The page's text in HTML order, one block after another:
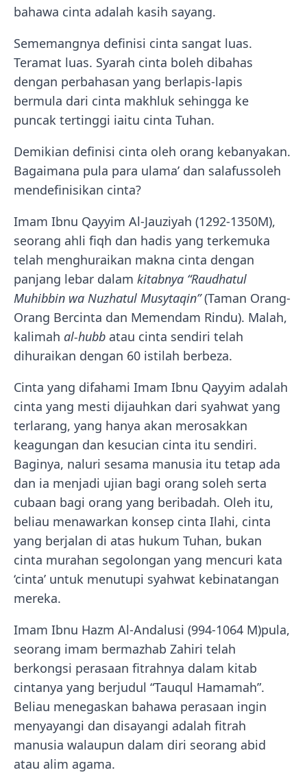
bahawa cinta adalah kasih sayang.
Sememangnya definisi cinta sangat luas.
Teramat luas. Syarah cinta boleh dibahas
dengan perbahasan yang berlapis-lapis
bermula dari cinta makhluk sehingga ke
puncak tertinggi iaitu cinta Tuhan.
Demikian definisi cinta oleh orang kebanyakan.
Bagaimana pula para ulama’ dan salafussoleh
mendefinisikan cinta?
Imam Ibnu Qayyim Al-Jauziyah (1292-1350M),
seorang ahli fiqh dan hadis yang terkemuka
telah menghuraikan makna cinta dengan
panjang lebar dalam kitabnya “Raudhatul
Muhibbin wa Nuzhatul Musytaqin”(Taman Orang-
Orang Bercinta dan Memendam Rindu). Malah,
kalimah al-hubb atau cinta sendiri telah
dihuraikan dengan 60 istilah berbeza.
Cinta yang difahami Imam Ibnu Qayyim adalah
cinta yang mesti dijauhkan dari syahwat yang
terlarang, yang hanya akan merosakkan
keagungan dan kesucian cinta itu sendiri.
Baginya, naluri sesama manusia itu tetap ada
dan ia menjadi ujian bagi orang soleh serta
cubaan bagi orang yang beribadah. Oleh itu,
beliau menawarkan konsep cinta Ilahi, cinta
yang berjalan di atas hukum Tuhan, bukan
cinta murahan segolongan yang mencuri kata
‘cinta’ untuk menutupi syahwat kebinatangan
mereka.
Imam Ibnu Hazm Al-Andalusi (994-1064 M)pula,
seorang imam bermazhab Zahiri telah
berkongsi perasaan fitrahnya dalam kitab
cintanya yang berjudul “Tauqul Hamamah”.
Beliau menegaskan bahawa perasaan ingin
menyayangi dan disayangi adalah fitrah
manusia walaupun dalam diri seorang abid
atau alim agama.